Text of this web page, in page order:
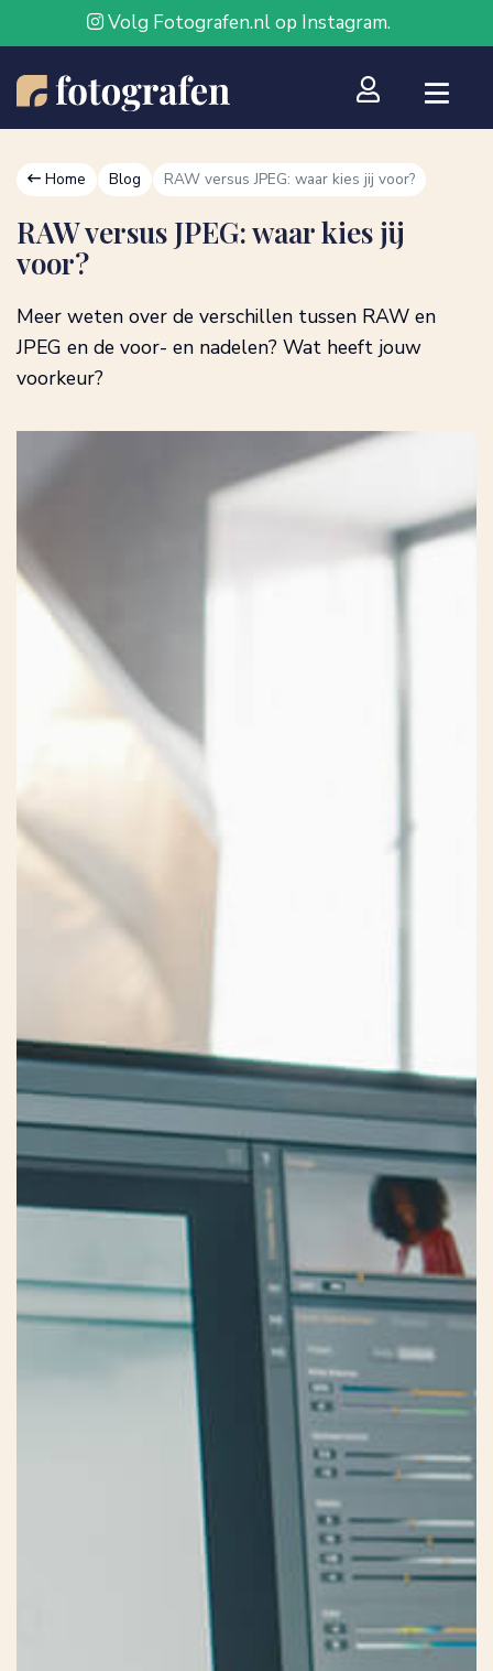
Volg Fotografen.nl op Instagram.
Home Blog RAW versus JPEG: waar kies jij voor?
RAW versus JPEG: waar kies jij
voor?
Meer weten over de verschillen tussen RAW en
JPEG en de voor- en nadelen? Wat heeft jouw
voorkeur?